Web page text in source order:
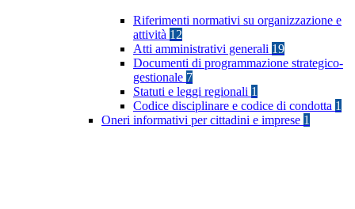
Riferimenti normativi su organizzazione e
attività 12
Atti amministrativi generali 19
Documenti di programmazione strategico-
gestionale 7
Statuti e leggi regionali 1
Codice disciplinare e codice di condotta 1
Oneri informativi per cittadini e imprese 1